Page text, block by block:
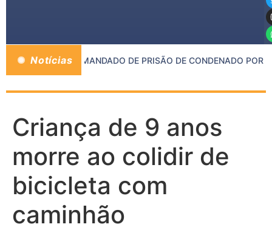
Notícias
CUMPRE MANDADO DE PRISÃO DE CONDENADO POR
Criança de 9 anos
morre ao colidir de
bicicleta com
caminhão